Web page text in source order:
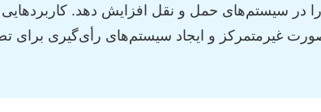
را در سیستم‌های حمل و نقل افزایش دهد.
غیرمتمرکز و ایجاد سیستم‌های رأی‌گیری برای